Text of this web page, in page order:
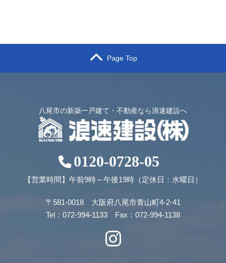
Page Top
八尾市の新築一戸建て・不動産なら浪速建設へ
0120-0728-05
【営業時間】午前9時～午後19時（定休日：水曜日）
〒581-0018 大阪府八尾市青山町4-2-41
Tel：072-994-1133 Fax：072-994-1138